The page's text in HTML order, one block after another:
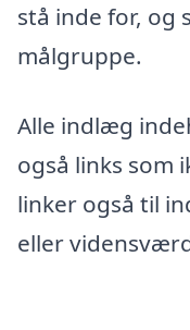
stå inde for, og
målgruppe.
Alle indlæg
også links som
linker også til
eller